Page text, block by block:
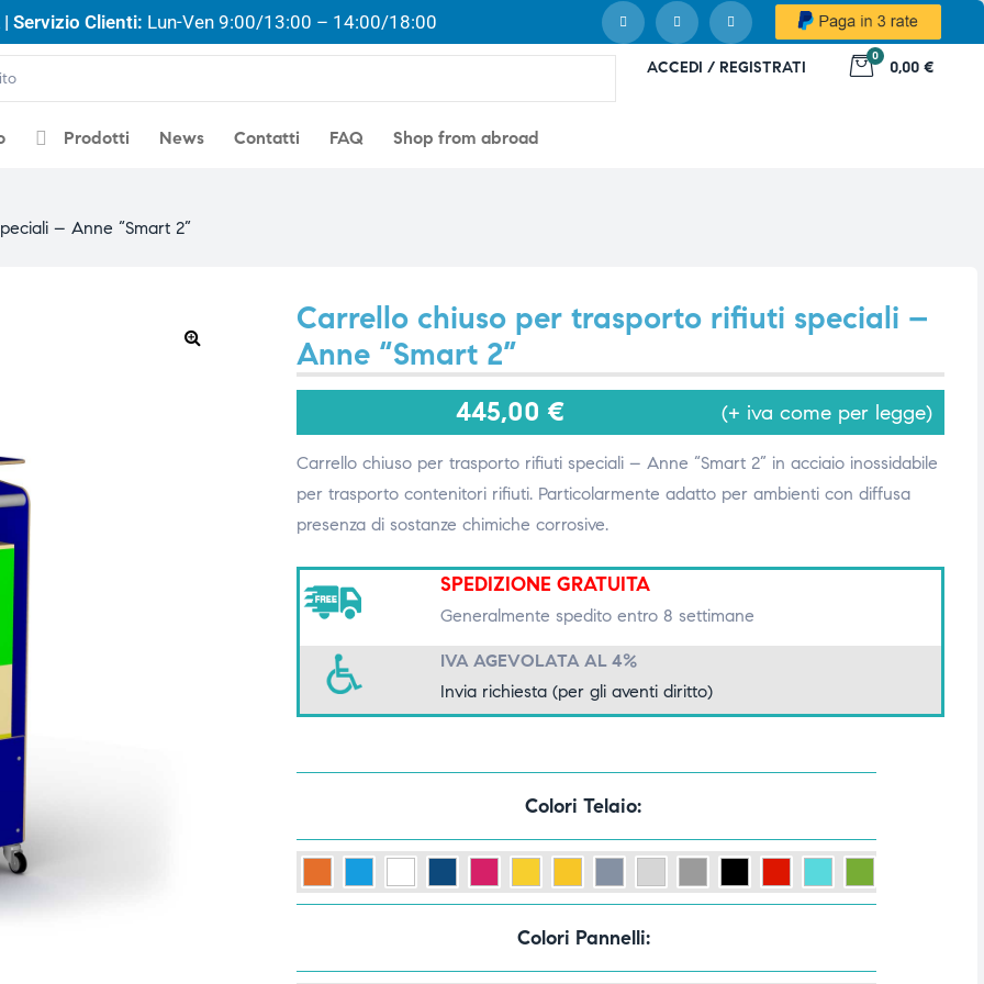
Servizio Clienti: Lun-Ven 9:00/13:00 – 14:00/18:00
ACCEDI / REGISTRATI
0
0,00 €
Prodotti News Contatti FAQ Shop from abroad
– Anne “Smart 2”
Carrello chiuso per trasporto rifiuti speciali –
Anne “Smart 2”
445,00 € (+ iva come per legge)
Carrello chiuso per trasporto rifiuti speciali – Anne “Smart 2” in acciaio inossidabile
per trasporto contenitori rifiuti. Particolarmente adatto per ambienti con diffusa
presenza di sostanze chimiche corrosive.
SPEDIZIONE GRATUITA
Generalmente spedito entro 8 settimane
IVA AGEVOLATA AL 4%
Invia richiesta (per gli aventi diritto)
Colori Telaio
Colori Pannelli